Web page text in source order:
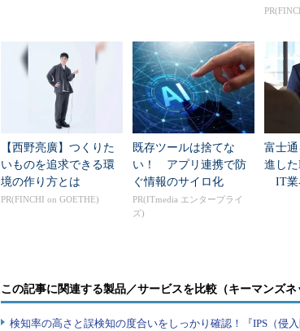
これは重要なことですが、サーバのセキュリティ
ていくためには、まず導入したサーバがセキュリテ
頼できるものでなければなりません。例えば、ア
居する際に、前の住人が玄関のドアの合いかぎを
としたら、安心して住めるでしょうか？ そのよ
たとしても、合いかぎを使って玄関から堂々と入
せん。
local0.info /var/
【西野亮廣】つくりた
いものを追求できる環
境の作り方とは
PR(FINCHI on GOETHE)
既存ツールは捨てな
い！ アプリ連携で防
ぐ情報のサイロ化
PR(ITmedia エンタープライ
ズ)
富士
進し
IT業
この記事に関連する製品／サービスを比較（キーマンズネ
検知率の高さと誤検知の度合いをしっかり確認！『IPS（侵